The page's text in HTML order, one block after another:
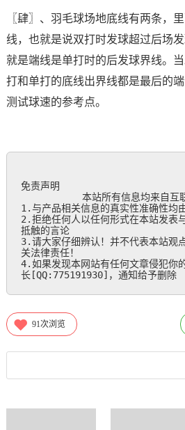
〖肆〗、羽毛球场地底线有两条，
线，也就是说双打时发球超过后场
就是端线是单打时的后发球界线。
打和单打的底线出界线都是最后的
测试球速的参考点。
免责声明
本站所有信息均来自互联
1.与产品相关信息的真实性准确性均
2.拒绝任何人以任何形式在本站发表
抵触的言论
3.请大家仔细辨认！并不代表本站观
关法律责任！
4.如果发现本网站有任何文章侵犯你
长[QQ:775191930]，通知给予删除
91次浏览